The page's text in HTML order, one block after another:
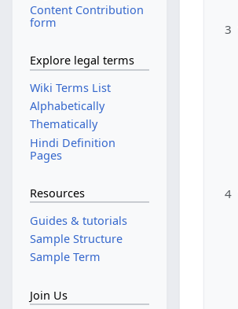
3
4
Content Contribution
form
Explore legal terms
Wiki Terms List
Alphabetically
Thematically
Hindi Definition
Pages
Resources
Guides & tutorials
Sample Structure
Sample Term
Join Us